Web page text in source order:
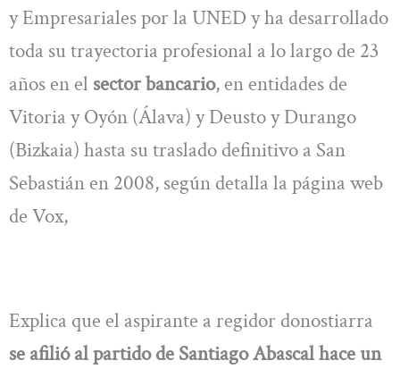
y Empresariales por la UNED y ha desarrollado
toda su trayectoria profesional a lo largo de 23
años en el sector bancario, en entidades de
Vitoria y Oyón (Álava) y Deusto y Durango
(Bizkaia) hasta su traslado definitivo a San
Sebastián en 2008, según detalla la página web
de Vox,
Explica que el aspirante a regidor donostiarra
se afilió al partido de Santiago Abascal hace un